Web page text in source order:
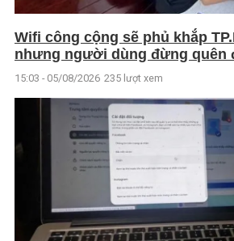
Wifi công cộng sẽ phủ khắp
nhưng người dùng đừng quên
15:03 - 05/08/2026 235 lượt xem